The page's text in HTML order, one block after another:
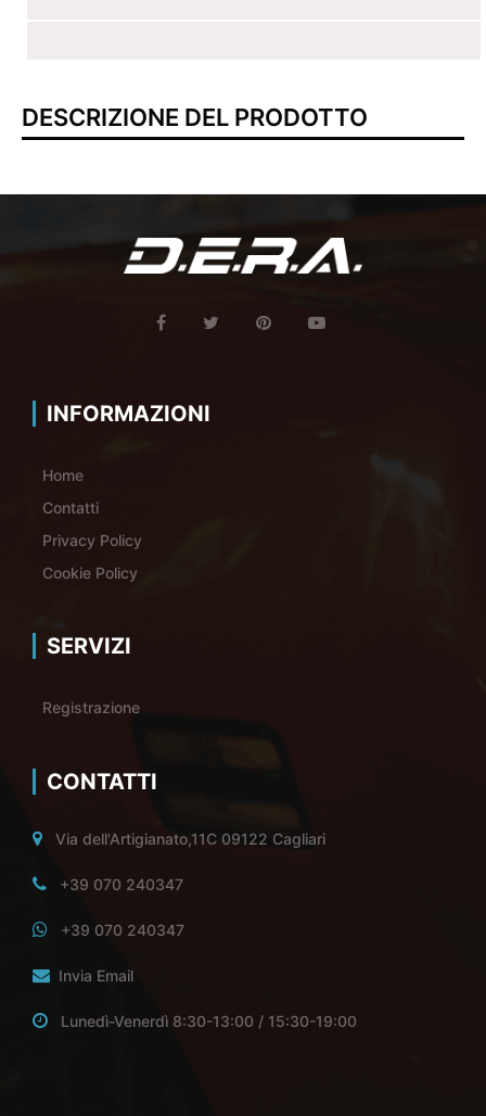
DESCRIZIONE DEL PRODOTTO
INFORMAZIONI
Home
Contatti
Privacy Policy
Cookie Policy
SERVIZI
Registrazione
CONTATTI
Via dell'Artigianato,11C 09122 Cagliari
+39 070 240347
+39 070 240347
Invia Email
Lunedì-Venerdì 8:30-13:00 / 15:30-19:00